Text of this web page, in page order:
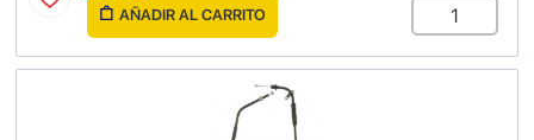
AÑADIR AL CARRITO